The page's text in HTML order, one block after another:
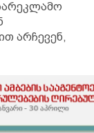
არჩევენ,